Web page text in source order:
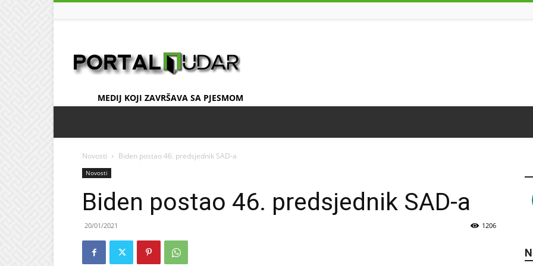
MEDIJ KOJI ZAVRŠAVA SA PJESMOM
Novosti Biden postao 46. predsjednik SAD-a
Novosti
Biden postao 46. predsjednik SAD-a
20/01/2021 1206